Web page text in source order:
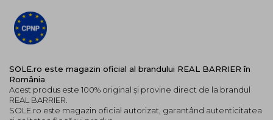
SOLE.ro este magazin oficial al brandului REAL BARRIER în
România
Acest produs este 100% original și provine direct de la brandul
REAL BARRIER.
SOLE.ro este magazin oficial autorizat, garantând autenticitatea